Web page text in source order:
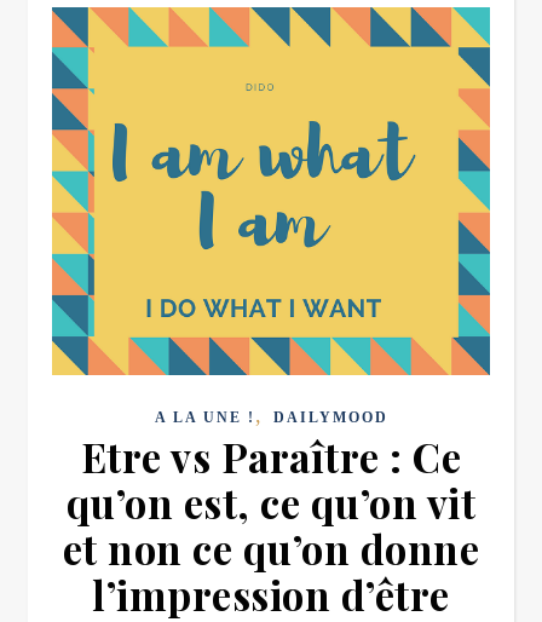
A LA UNE ! , DAILYMOOD
Etre vs Paraître : Ce
qu’on est, ce qu’on vit
et non ce qu’on donne
l’impression d’être